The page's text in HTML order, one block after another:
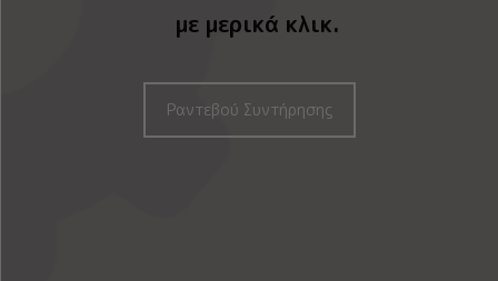
με μερικά κλικ.
Ραντεβού Συντήρησης